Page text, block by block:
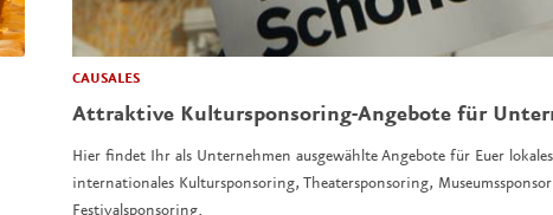
CAUSALES
Attraktive Kultursponsoring-Angebote für
Hier findet Ihr als Unternehmen ausgewählte Angebote für Euer
internationales Kultursponsoring, Theatersponsoring,
Festivalsponsoring.